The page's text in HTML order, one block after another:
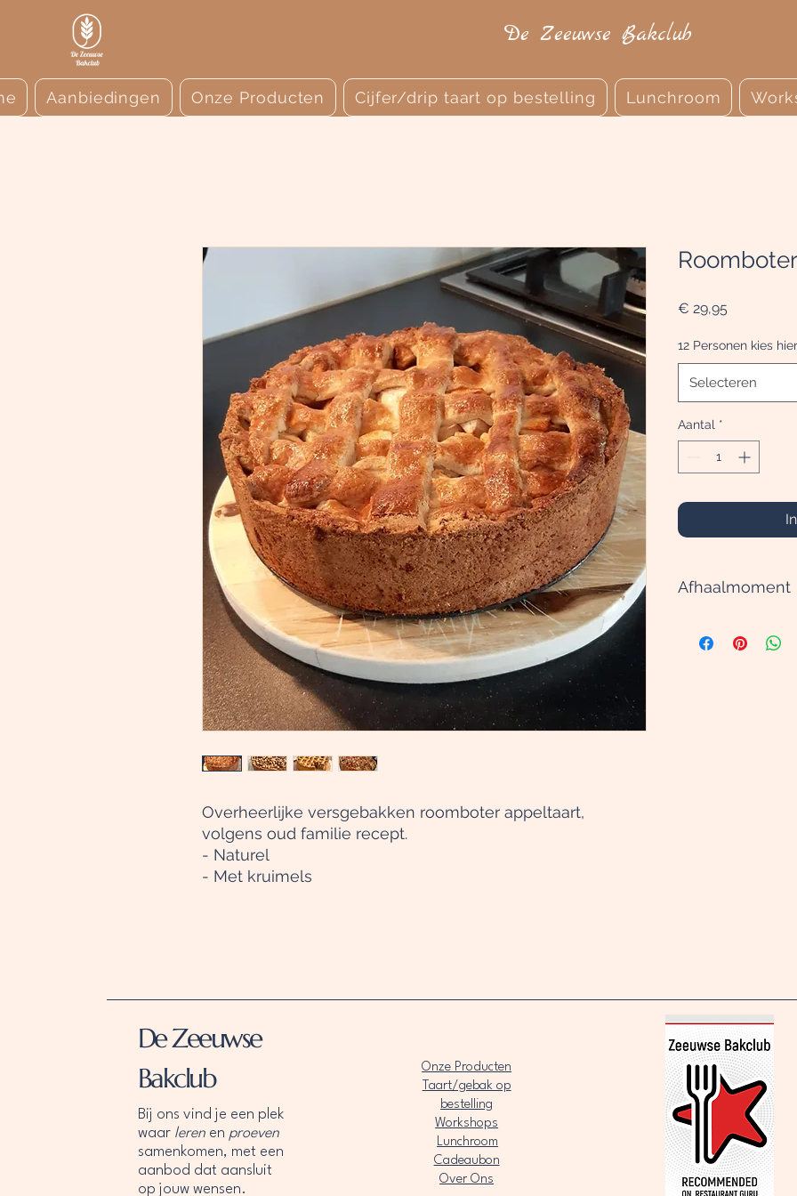
De Zeeuwse Bakclub
Aanbiedingen Onze Producten Cijfer/drip taart op bestelling Lunchroom
Overheerlijke versgebakken roomboter appeltaart,
volgens oud familie recept.
- Naturel
- Met kruimels
€ 29,95
12 Personen kies
Selecteren
Aantal *
Afhaalmoment
aan in de
De Zeeuwse
Bakclub
Bij ons vind je een plek
waar leren en proeven
samenkomen, met een
aanbod dat aansluit
op jouw wensen.
Onze Producten
Taart/gebak op
bestelling
Workshops
Lunchroom
Cadeaubon
Over Ons​